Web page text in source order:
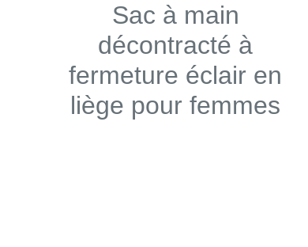
Sac à main
décontracté à
fermeture éclair en
liège pour femmes